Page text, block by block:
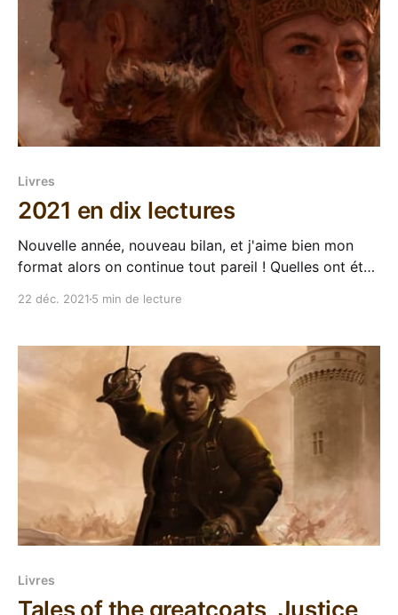
Livres
2021 en dix lectures
Nouvelle année, nouveau bilan, et j'aime bien mon
format alors on continue tout pareil ! Quelles ont été
22 déc. 2021 5 min de lecture
Livres
Tales of the greatcoats, Justice